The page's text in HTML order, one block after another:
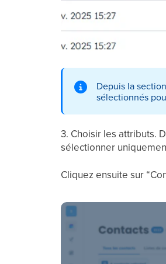
Depuis la
sélectionnés
3. Choisir les attributs.
sélectionner
Cliquez ensuite sur